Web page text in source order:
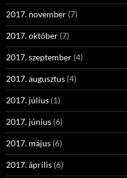
2017. november (7)
2017. október (7)
2017. szeptember (4)
2017. augusztus (4)
2017. július (1)
2017. június (6)
2017. május (6)
2017. április (6)